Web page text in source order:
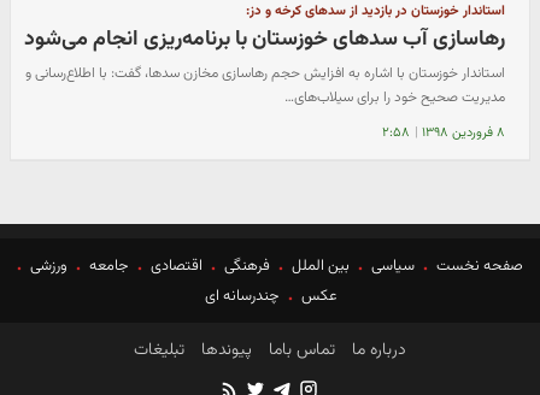
استاندار خوزستان در بازدید از سدهای کرخه و دز:
رهاسازی آب سدهای خوزستان با برنامه‌ریزی انجام می‌شود
استاندار خوزستان با اشاره به افزایش حجم رهاسازی مخازن سدها، گفت: با اطلاع‌رسانی و
مدیریت صحیح خود را برای سیلاب‌های…
۸ فروردین ۱۳۹۸ | ۲:۵۸
صفحه نخست سیاسی بین الملل فرهنگی اقتصادی جامعه
ورزشی
عکس
چندرسانه ای
درباره ما تماس باما پیوندها تبلیغات